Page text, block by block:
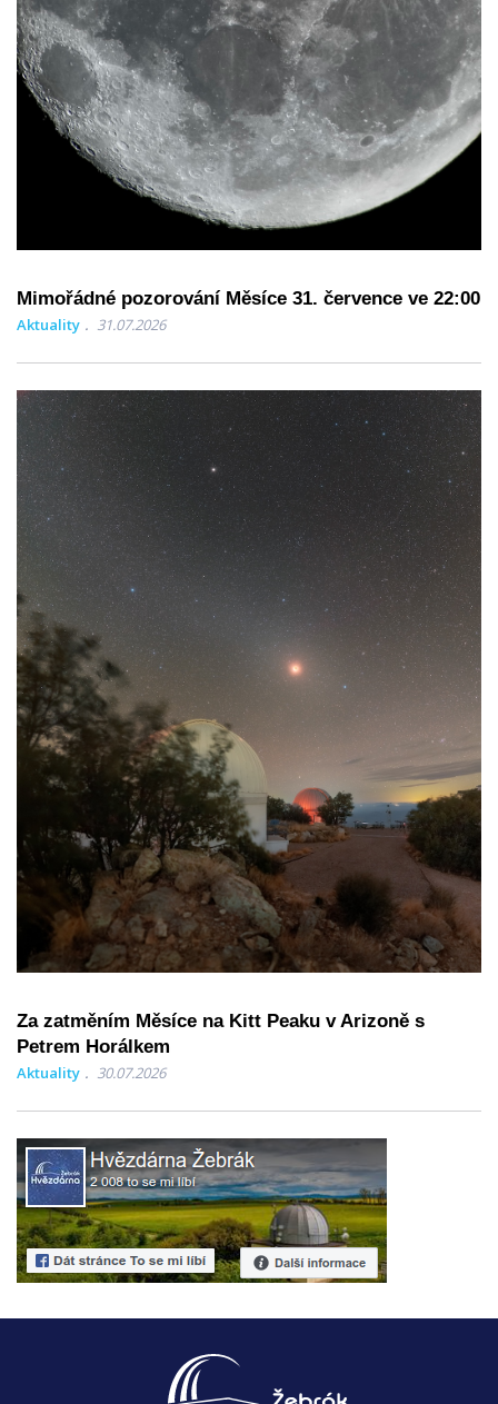
Mimořádné pozorování Měsíce 31. července ve 22:00
Aktuality 31.07.2026
Za zatměním Měsíce na Kitt Peaku v Arizoně s
Petrem Horálkem
Aktuality 30.07.2026